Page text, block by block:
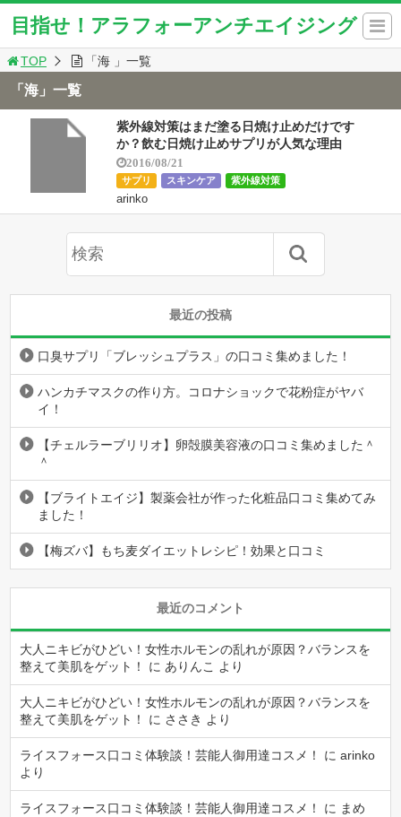
目指せ！アラフォーアンチエイジング
TOP 「海 」一覧
「海」一覧
紫外線対策はまだ塗る日焼け止めだけです
か？飲む日焼け止めサプリが人気な理由
2016/08/21
サプリ スキンケア 紫外線対策
arinko
最近の投稿
口臭サプリ「ブレッシュプラス」の口コミ集めました！
ハンカチマスクの作り方。コロナショックで花粉症がヤバ
イ！
【チェルラーブリリオ】卵殻膜美容液の口コミ集めました＾
＾
【ブライトエイジ】製薬会社が作った化粧品口コミ集めてみ
ました！
【梅ズバ】もち麦ダイエットレシピ！効果と口コミ
最近のコメント
大人ニキビがひどい！女性ホルモンの乱れが原因？バランスを
整えて美肌をゲット！
に ありんこ より
大人ニキビがひどい！女性ホルモンの乱れが原因？バランスを
整えて美肌をゲット！
に ささき より
ライスフォース口コミ体験談！芸能人御用達コスメ！ にarinko
より
ライスフォース口コミ体験談！芸能人御用達コスメ！ に まめ